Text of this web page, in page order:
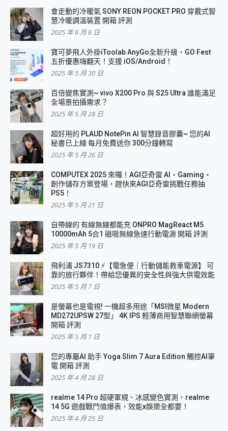
會走動的冷暖氣 SONY REON POCKET PRO 穿戴式智
慧冷暖調溫裝置 開箱 評測
2025 年 6 月 6 日
寶可夢飛人外掛iToolab AnyGo全新升級，GO Fest
五折優惠嗨翻天！支援 iOS/Android！
2025 年 5 月 30 日
百倍變焦實測~ vivo X200 Pro 與 S25 Ultra 誰能滿足
全場景拍攝需求？
2025 年 5 月 28 日
超好用的 PLAUD NotePin AI 智慧錄音膠囊~ 您的AI
秘書已上線 每月免費送你 300分鐘轉寫
2025 年 5 月 26 日
COMPUTEX 2025 來囉！AGI亞奇雷 AI・Gaming・
創作儲存方案登場，趕快來AGI亞奇雷挑戰任務抽
PS5！
2025 年 5 月 21 日
自帶線的 有線無線都能充 ONPRO MagReact M5
10000mAh 5合1 磁吸無線急速行動電源 開箱 評測
2025 年 5 月 19 日
飛利浦 JS7310 ⚡【電急便｜行動儲能救車電源】 可
靠的旅行夥伴！帶給您優異的安全性與強大供電效能
2025 年 5 月 7 日
是螢幕也是電視! 一機超多用途「MSI微星 Modern
MD272UPSW 27型」 4K IPS 輕薄商用智慧聯網螢幕
開箱 評測
2025 年 5 月 1 日
您的專屬AI 助手 Yoga Slim 7 Aura Edition 觸控AI筆
電 開箱 評測
2025 年 4 月 28 日
realme 14 Pro 超硬軍規、冰感變色實測，realme
14 5G 遊戲戰鬥值爆表，效能x娛樂全都要！
2025 年 4 月 25 日